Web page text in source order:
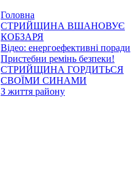
Головна
СТРИЙЩИНА ВШАНОВУЄ
КОБЗАРЯ
Відео: енергоефективні поради
Пристебни ремінь безпеки!
СТРИЙЩИНА ГОРДИТЬСЯ
СВОЇМИ СИНАМИ
З життя району